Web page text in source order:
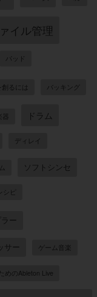
イル管理
パッド
るには バッキング
器 ドラム
ディレイ
ソフトシンセ
シピ
ー
サー ゲーム音楽
めのAbleton Live